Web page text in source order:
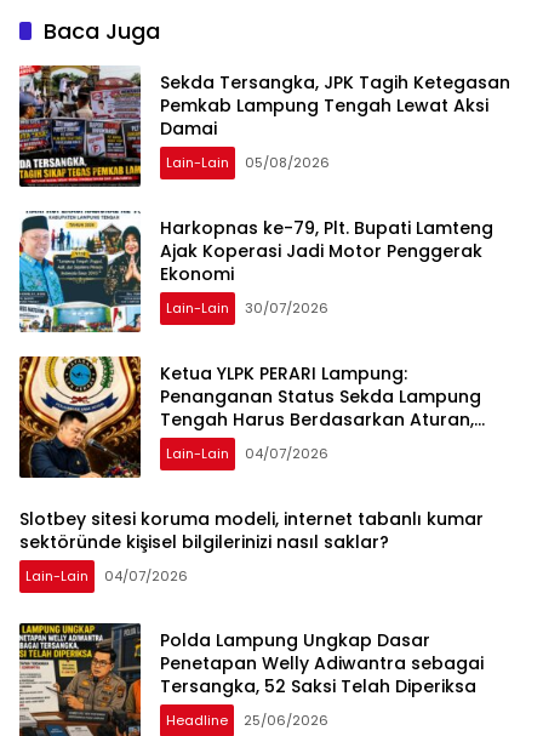
Diperiksa
Baca Juga
Sekda Tersangka, JPK Tagih Ketegasan
Pemkab Lampung Tengah Lewat Aksi
Damai
Lain-Lain 05/08/2026
Harkopnas ke-79, Plt. Bupati Lamteng
Ajak Koperasi Jadi Motor Penggerak
Ekonomi
Lain-Lain 30/07/2026
Ketua YLPK PERARI Lampung:
Penanganan Status Sekda Lampung
Tengah Harus Berdasarkan Aturan,
Bukan Tekanan Opini
Lain-Lain 04/07/2026
Slotbey sitesi koruma modeli, internet tabanlı kumar
sektöründe kişisel bilgilerinizi nasıl saklar?
Lain-Lain 04/07/2026
Polda Lampung Ungkap Dasar
Penetapan Welly Adiwantra sebagai
Tersangka, 52 Saksi Telah Diperiksa
Headline 25/06/2026